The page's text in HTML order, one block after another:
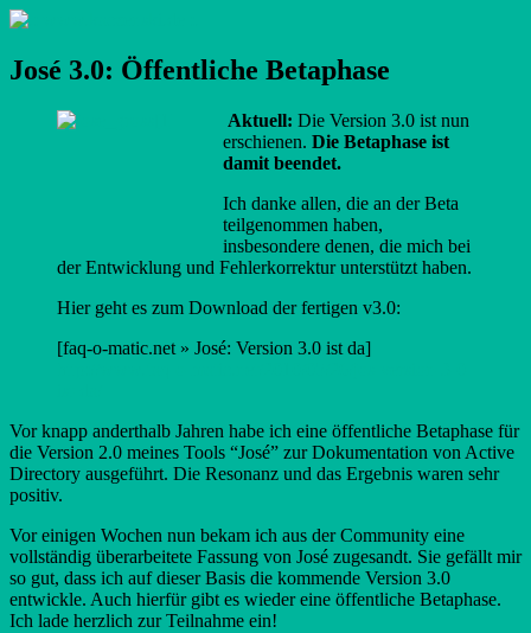
Zum
springen
José 3.0: Öffentliche Betaphase
Aktuell: Die Version 3.0 ist nun
erschienen. Die Betaphase ist
damit beendet.
Ich danke allen, die an der Beta
teilgenommen haben,
insbesondere denen, die mich bei
der Entwicklung und Fehlerkorrektur unterstützt haben.
Hier geht es zum Download der fertigen v3.0:
[faq-o-matic.net » José: Version 3.0 ist da]
Vor knapp anderthalb Jahren habe ich eine öffentliche Betaphase für
die Version 2.0 meines Tools “José” zur Dokumentation von Active
Directory ausgeführt. Die Resonanz und das Ergebnis waren sehr
positiv.
Vor einigen Wochen nun bekam ich aus der Community eine
vollständig überarbeitete Fassung von José zugesandt. Sie gefällt mir
so gut, dass ich auf dieser Basis die kommende Version 3.0
entwickle. Auch hierfür gibt es wieder eine öffentliche Betaphase.
Ich lade herzlich zur Teilnahme ein!